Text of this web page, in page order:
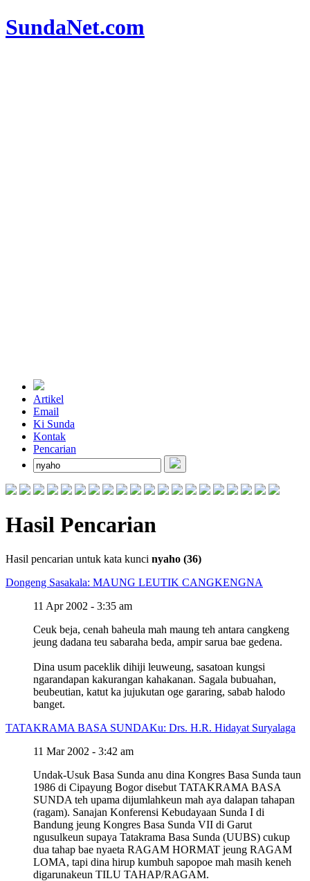
SundaNet.com
Artikel
Email
Ki Sunda
Kontak
Pencarian
Hasil Pencarian
Hasil pencarian untuk kata kunci nyaho (36)
Dongeng Sasakala: MAUNG LEUTIK CANGKENGNA
11 Apr 2002 - 3:35 am
Ceuk beja, cenah baheula mah maung teh antara cangkeng
jeung dadana teu sabaraha beda, ampir sarua bae gedena.
Dina usum paceklik dihiji leuweung, sasatoan kungsi
ngarandapan kakurangan kahakanan. Sagala bubuahan,
beubeutian, katut ka jujukutan oge gararing, sabab halodo
banget.
TATAKRAMA BASA SUNDAKu: Drs. H.R. Hidayat Suryalaga
11 Mar 2002 - 3:42 am
Undak-Usuk Basa Sunda anu dina Kongres Basa Sunda taun
1986 di Cipayung Bogor disebut TATAKRAMA BASA
SUNDA teh upama dijumlahkeun mah aya dalapan tahapan
(ragam). Sanajan Konferensi Kebudayaan Sunda I di
Bandung jeung Kongres Basa Sunda VII di Garut
ngusulkeun supaya Tatakrama Basa Sunda (UUBS) cukup
dua tahap bae nyaeta RAGAM HORMAT jeung RAGAM
LOMA, tapi dina hirup kumbuh sapopoe mah masih keneh
digarunakeun TILU TAHAP/RAGAM.